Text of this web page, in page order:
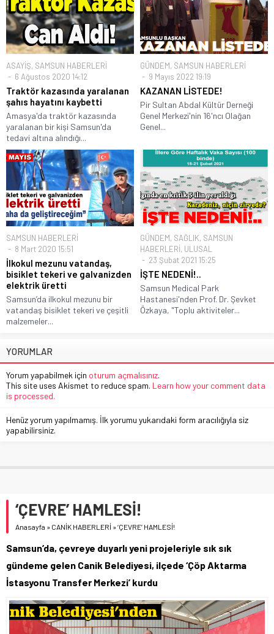
ASAYİŞ, SAMSUN HABERLERİ
6 Ağustos 2020 14:12
Traktör kazasında yaralanan
şahıs hayatını kaybetti
Amasya'da traktör kazasında
yaralanan bir kişi Samsun'da
tedavi altına alındığı...
GÜNDEM, SAMSUN HABERLERİ
9 Mayıs 2022 19:19
KAZANAN LİSTEDE!
Pir Sultan Abdal Kültür Derneği
Genel Merkezi'nin 16'ncı Olağan
Genel...
SAMSUN HABERLERİ
8 Mart 2020 15:51
İlkokul mezunu vatandaş,
bisiklet tekeri ve galvanizden
elektrik üretti
Samsun’da ilkokul mezunu bir
vatandaş bisiklet tekeri ve çeşitli
malzemeler...
GÜNDEM, SAĞLIK, SAMSUN
HABERLERİ, ULUSAL
23 Şubat 2021 15:25
İŞTE NEDENİ!..
Samsun Medical Park
Hastanesi'nden Prof. Dr. Şevket
Özkaya, "Toplu aktiviteler...
YORUMLAR
Yorum yapabilmek için oturum açmalısınız.
This site uses Akismet to reduce spam. Learn how your comment data
is processed.
Henüz yorum yapılmamış. İlk yorumu yukarıdaki form aracılığıyla siz
yapabilirsiniz.
‘ÇEVRE’ HAMLESİ!
Anasayfa » CANİK HABERLERİ »‘ÇEVRE’ HAMLESİ!
Samsun’da, çevreye duyarlı yeni projeleriyle sık sık
gündeme gelen Canik Belediyesi, ilçede ‘Çöp Aktarma
İstasyonu Transfer Merkezi’ kurdu